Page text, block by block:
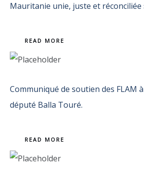
Mauritanie unie, juste et réconciliée
READ MORE
Communiqué de soutien des FLAM
député Balla Touré.
READ MORE